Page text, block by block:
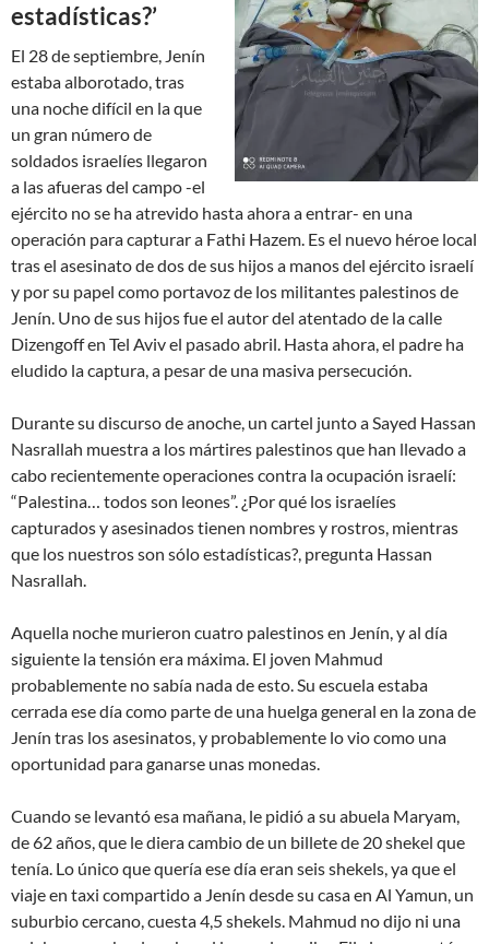
estadísticas?’
El 28 de septiembre, Jenín
estaba alborotado, tras
una noche difícil en la que
un gran número de
soldados israelíes llegaron
a las afueras del campo -el
ejército no se ha atrevido hasta ahora a entrar- en una
operación para capturar a Fathi Hazem. Es el nuevo héroe local
tras el asesinato de dos de sus hijos a manos del ejército israelí
y por su papel como portavoz de los militantes palestinos de
Jenín. Uno de sus hijos fue el autor del atentado de la calle
Dizengoff en Tel Aviv el pasado abril. Hasta ahora, el padre ha
eludido la captura, a pesar de una masiva persecución.
Durante su discurso de anoche, un cartel junto a Sayed Hassan
Nasrallah muestra a los mártires palestinos que han llevado a
cabo recientemente operaciones contra la ocupación israelí:
“Palestina… todos son leones”. ¿Por qué los israelíes
capturados y asesinados tienen nombres y rostros, mientras
que los nuestros son sólo estadísticas?, pregunta Hassan
Nasrallah.
Aquella noche murieron cuatro palestinos en Jenín, y al día
siguiente la tensión era máxima. El joven Mahmud
probablemente no sabía nada de esto. Su escuela estaba
cerrada ese día como parte de una huelga general en la zona de
Jenín tras los asesinatos, y probablemente lo vio como una
oportunidad para ganarse unas monedas.
Cuando se levantó esa mañana, le pidió a su abuela Maryam,
de 62 años, que le diera cambio de un billete de 20 shekel que
tenía. Lo único que quería ese día eran seis shekels, ya que el
viaje en taxi compartido a Jenín desde su casa en Al Yamun, un
suburbio cercano, cuesta 4,5 shekels. Mahmud no dijo ni una